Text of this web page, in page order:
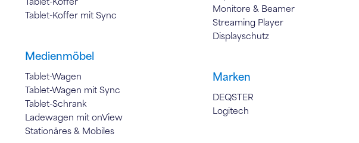
Tablet-Koffer mit Sync
Medienmöbel
Tablet-Wagen
Tablet-Wagen mit Sync
Tablet-Schrank
Ladewagen mit onView
Stationäres & Mobiles
Monitore & Beamer
Streaming Player
Displayschutz
Marken
DEQSTER
Logitech